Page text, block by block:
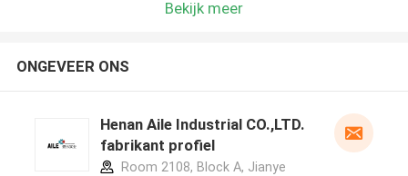
Bekijk meer
ONGEVEER ONS
Henan Aile Industrial CO.,LTD.
fabrikant profiel
Room 2108, Block A, Jianye